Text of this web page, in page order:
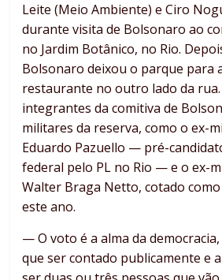
Leite (Meio Ambiente) e Ciro
durante visita de Bolsonaro ao
no Jardim Botânico, no Rio.
Bolsonaro deixou o parque para
restaurante no outro lado da
integrantes da comitiva de
militares da reserva, como o ex-
Eduardo Pazuello — pré-
federal pelo PL no Rio — e o ex-
Walter Braga Netto, cotado
este ano.
— O voto é a alma da
que ser contado publicamente e